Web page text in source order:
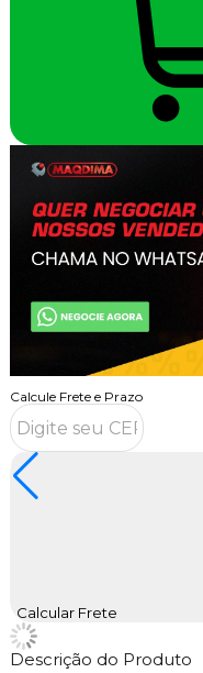
Calcule Frete e Prazo
Calcular Frete
Descrição do Produto